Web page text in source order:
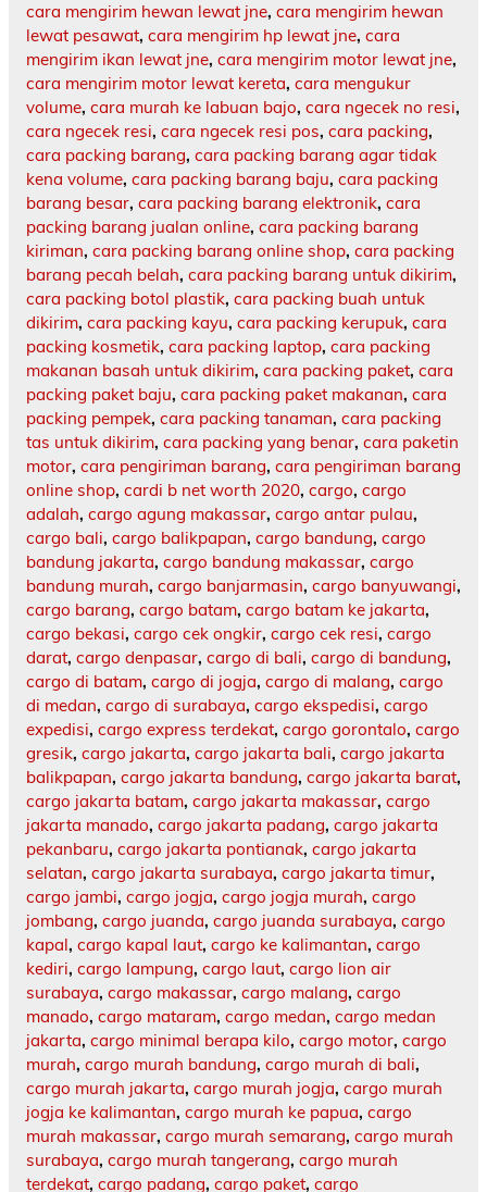
cara mengirim hewan lewat jne, cara mengirim hewan
lewat pesawat, cara mengirim hp lewat jne, cara
mengirim ikan lewat jne, cara mengirim motor lewat jne,
cara mengirim motor lewat kereta, cara mengukur
volume, cara murah ke labuan bajo, cara ngecek no resi,
cara ngecek resi, cara ngecek resi pos, cara packing,
cara packing barang, cara packing barang agar tidak
kena volume, cara packing barang baju, cara packing
barang besar, cara packing barang elektronik, cara
packing barang jualan online, cara packing barang
kiriman, cara packing barang online shop, cara packing
barang pecah belah, cara packing barang untuk dikirim,
cara packing botol plastik, cara packing buah untuk
dikirim, cara packing kayu, cara packing kerupuk, cara
packing kosmetik, cara packing laptop, cara packing
makanan basah untuk dikirim, cara packing paket, cara
packing paket baju, cara packing paket makanan, cara
packing pempek, cara packing tanaman, cara packing
tas untuk dikirim, cara packing yang benar, cara paketin
motor, cara pengiriman barang, cara pengiriman barang
online shop, cardi b net worth 2020, cargo, cargo
adalah, cargo agung makassar, cargo antar pulau,
cargo bali, cargo balikpapan, cargo bandung, cargo
bandung jakarta, cargo bandung makassar, cargo
bandung murah, cargo banjarmasin, cargo banyuwangi,
cargo barang, cargo batam, cargo batam ke jakarta,
cargo bekasi, cargo cek ongkir, cargo cek resi, cargo
darat, cargo denpasar, cargo di bali, cargo di bandung,
cargo di batam, cargo di jogja, cargo di malang, cargo
di medan, cargo di surabaya, cargo ekspedisi, cargo
expedisi, cargo express terdekat, cargo gorontalo, cargo
gresik, cargo jakarta, cargo jakarta bali, cargo jakarta
balikpapan, cargo jakarta bandung, cargo jakarta barat,
cargo jakarta batam, cargo jakarta makassar, cargo
jakarta manado, cargo jakarta padang, cargo jakarta
pekanbaru, cargo jakarta pontianak, cargo jakarta
selatan, cargo jakarta surabaya, cargo jakarta timur,
cargo jambi, cargo jogja, cargo jogja murah, cargo
jombang, cargo juanda, cargo juanda surabaya, cargo
kapal, cargo kapal laut, cargo ke kalimantan, cargo
kediri, cargo lampung, cargo laut, cargo lion air
surabaya, cargo makassar, cargo malang, cargo
manado, cargo mataram, cargo medan, cargo medan
jakarta, cargo minimal berapa kilo, cargo motor, cargo
murah, cargo murah bandung, cargo murah di bali,
cargo murah jakarta, cargo murah jogja, cargo murah
jogja ke kalimantan, cargo murah ke papua, cargo
murah makassar, cargo murah semarang, cargo murah
surabaya, cargo murah tangerang, cargo murah
terdekat, cargo padang, cargo paket, cargo